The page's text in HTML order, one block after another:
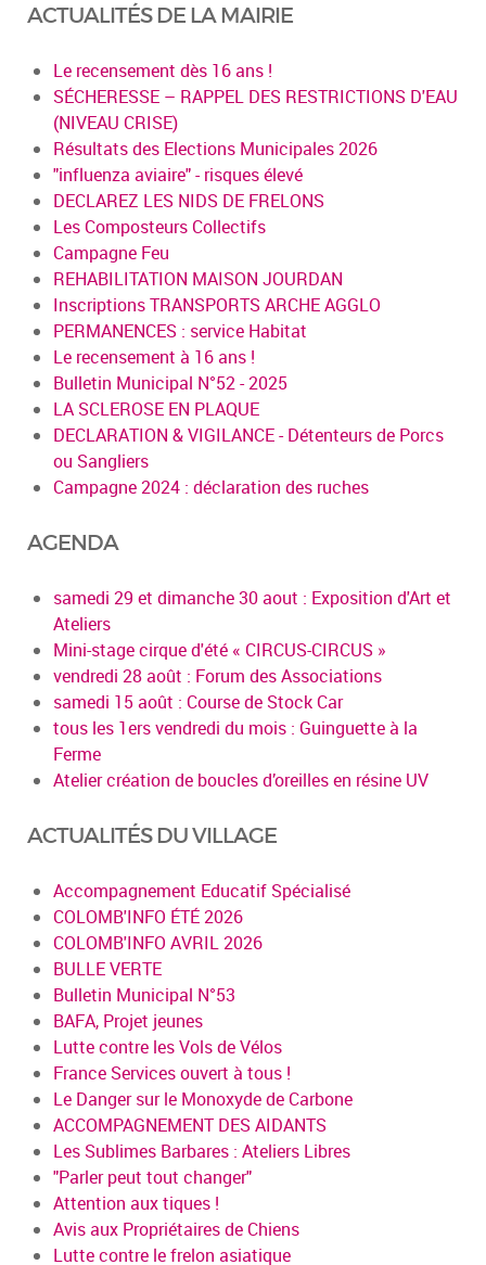
ACTUALITÉS DE LA MAIRIE
Le recensement dès 16 ans !
SÉCHERESSE – RAPPEL DES RESTRICTIONS D'EAU
(NIVEAU CRISE)
Résultats des Elections Municipales 2026
"influenza aviaire" - risques élevé
DECLAREZ LES NIDS DE FRELONS
Les Composteurs Collectifs
Campagne Feu
REHABILITATION MAISON JOURDAN
Inscriptions TRANSPORTS ARCHE AGGLO
PERMANENCES : service Habitat
Le recensement à 16 ans !
Bulletin Municipal N°52 - 2025
LA SCLEROSE EN PLAQUE
DECLARATION & VIGILANCE - Détenteurs de Porcs
ou Sangliers
Campagne 2024 : déclaration des ruches
AGENDA
samedi 29 et dimanche 30 aout : Exposition d'Art et
Ateliers
Mini-stage cirque d'été « CIRCUS-CIRCUS »
vendredi 28 août : Forum des Associations
samedi 15 août : Course de Stock Car
tous les 1ers vendredi du mois : Guinguette à la
Ferme
Atelier création de boucles d’oreilles en résine UV
ACTUALITÉS DU VILLAGE
Accompagnement Educatif Spécialisé
COLOMB'INFO ÉTÉ 2026
COLOMB'INFO AVRIL 2026
BULLE VERTE
Bulletin Municipal N°53
BAFA, Projet jeunes
Lutte contre les Vols de Vélos
France Services ouvert à tous !
Le Danger sur le Monoxyde de Carbone
ACCOMPAGNEMENT DES AIDANTS
Les Sublimes Barbares : Ateliers Libres
"Parler peut tout changer"
Attention aux tiques !
Avis aux Propriétaires de Chiens
Lutte contre le frelon asiatique